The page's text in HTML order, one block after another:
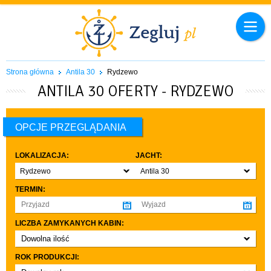
Strona główna Antila 30 Rydzewo
ANTILA 30 OFERTY - RYDZEWO
OPCJE PRZEGLĄDANIA
LOKALIZACJA:
Rydzewo
JACHT:
Antila 30
TERMIN:
LICZBA ZAMYKANYCH KABIN:
Dowolna ilość
co najmniej 1
co najmniej 2
ROK PRODUKCJI: